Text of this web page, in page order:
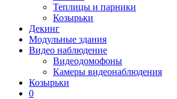
Теплицы и парники
Козырьки
Декинг
Модульные здания
Видео наблюдение
Видеодомофоны
Камеры видеонаблюдения
Козырьки
0